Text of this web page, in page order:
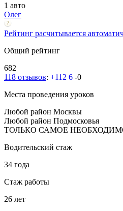
1 авто
Олег
Рейтинг расчитывается
Общий рейтинг
682
118 отзывов: +112 6 -0
Места проведения уроков
Любой район Москвы
Любой район Подмосковья
ТОЛЬКО САМОЕ
Водительский стаж
34 года
Стаж работы
26 лет